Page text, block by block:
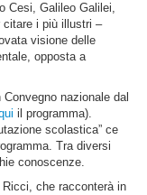
Cesi, Galileo Galilei,
citare i più illustri –
visione delle
opposta a
nazionale dal
il programma).
scolastica” ce
Tra diversi
conoscenze.
che racconterà in